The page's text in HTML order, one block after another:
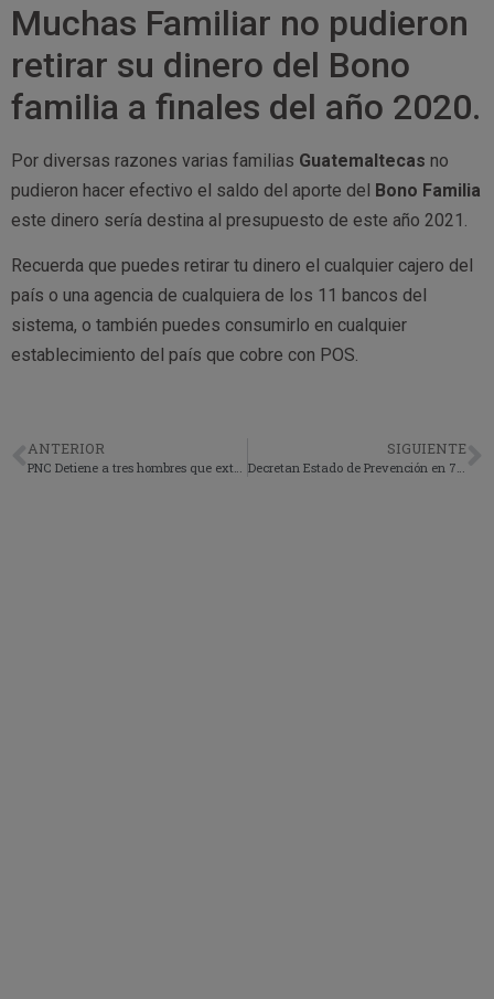
Muchas Familiar no pudieron
retirar su dinero del Bono
familia a finales del año 2020.
Por diversas razones varias familias Guatemaltecas no
pudieron hacer efectivo el saldo del aporte del Bono Familia
este dinero sería destina al presupuesto de este año 2021.
Recuerda que puedes retirar tu dinero el cualquier cajero del
país o una agencia de cualquiera de los 11 bancos del
sistema, o también puedes consumirlo en cualquier
establecimiento del país que cobre con POS.
ANTERIOR SIGUIENTE